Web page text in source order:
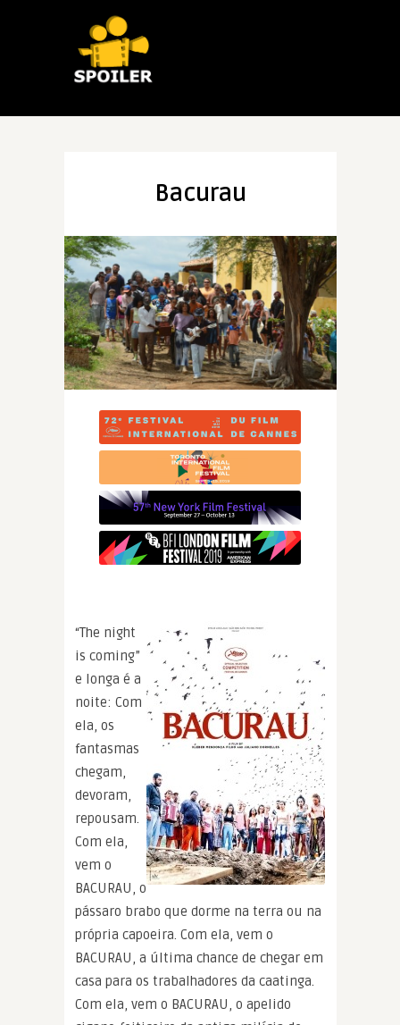
Bacurau
“The night
is coming”
e longa é a
noite: Com
ela, os
fantasmas
chegam,
devoram,
repousam.
Com ela,
vem o
BACURAU, o
pássaro brabo que dorme na terra ou na
própria capoeira. Com ela, vem o
BACURAU, a última chance de chegar em
casa para os trabalhadores da caatinga.
Com ela, vem o BACURAU, o apelido